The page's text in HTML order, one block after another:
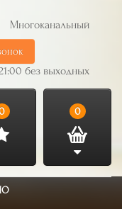
Многоканальный
без выходных
0